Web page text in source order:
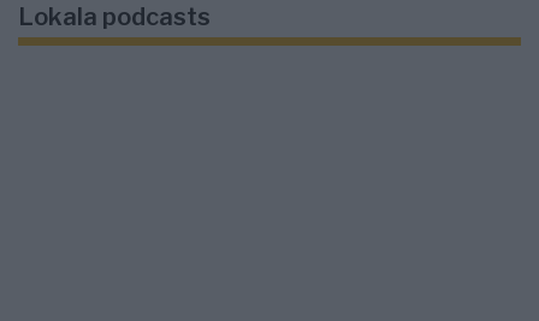
Lokala podcasts